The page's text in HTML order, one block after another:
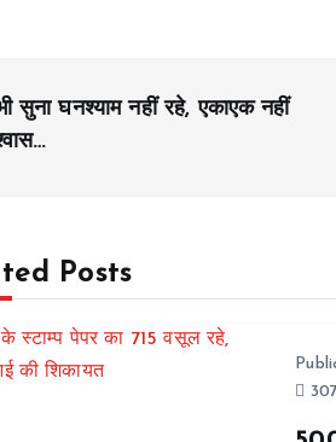
सुना घनश्याम नहीं रहे, एकाएक नहीं
Posts